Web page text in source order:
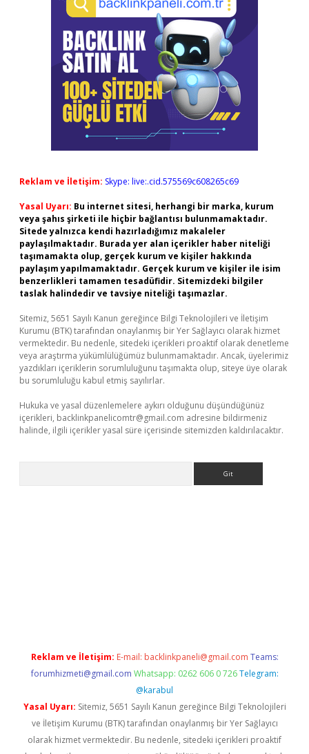
Reklam ve İletişim: Skype: live:.cid.575569c608265c69
Yasal Uyarı: Bu internet sitesi, herhangi bir marka, kurum
veya şahıs şirketi ile hiçbir bağlantısı bulunmamaktadır.
Sitede yalnızca kendi hazırladığımız makaleler
paylaşılmaktadır. Burada yer alan içerikler haber niteliği
taşımamakta olup, gerçek kurum ve kişiler hakkında
paylaşım yapılmamaktadır. Gerçek kurum ve kişiler ile isim
benzerlikleri tamamen tesadüfidir. Sitemizdeki bilgiler
taslak halindedir ve tavsiye niteliği taşımazlar.
Sitemiz, 5651 Sayılı Kanun gereğince Bilgi Teknolojileri ve İletişim
Kurumu (BTK) tarafından onaylanmış bir Yer Sağlayıcı olarak hizmet
vermektedir. Bu nedenle, sitedeki içerikleri proaktif olarak denetleme
veya araştırma yükümlülüğümüz bulunmamaktadır. Ancak, üyelerimiz
yazdıkları içeriklerin sorumluluğunu taşımakta olup, siteye üye olarak
bu sorumluluğu kabul etmiş sayılırlar.
Hukuka ve yasal düzenlemelere aykırı olduğunu düşündüğünüz
içerikleri, backlinkpanelicomtr@gmail.com adresine bildirmeniz
halinde, ilgili içerikler yasal süre içerisinde sitemizden kaldırılacaktır.
Reklam ve İletişim: E-mail: backlinkpaneli@gmail.com Teams:
forumhizmeti@gmail.com Whatsapp: 0262 606 0 726 Telegram:
@karabul
Yasal Uyarı: Sitemiz, 5651 Sayılı Kanun gereğince Bilgi Teknolojileri
ve İletişim Kurumu (BTK) tarafından onaylanmış bir Yer Sağlayıcı
olarak hizmet vermektedir. Bu nedenle, sitedeki içerikleri proaktif